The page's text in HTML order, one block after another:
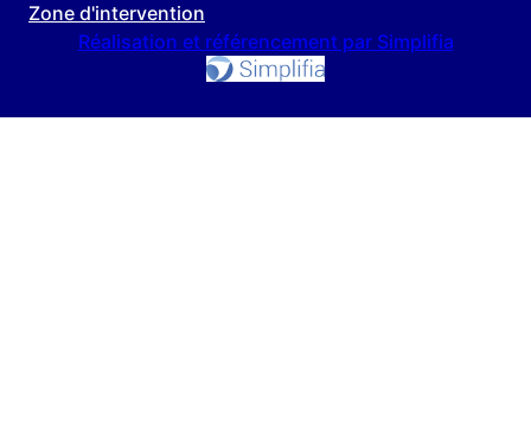
Zone d'intervention
Réalisation et référencement par Simplifia